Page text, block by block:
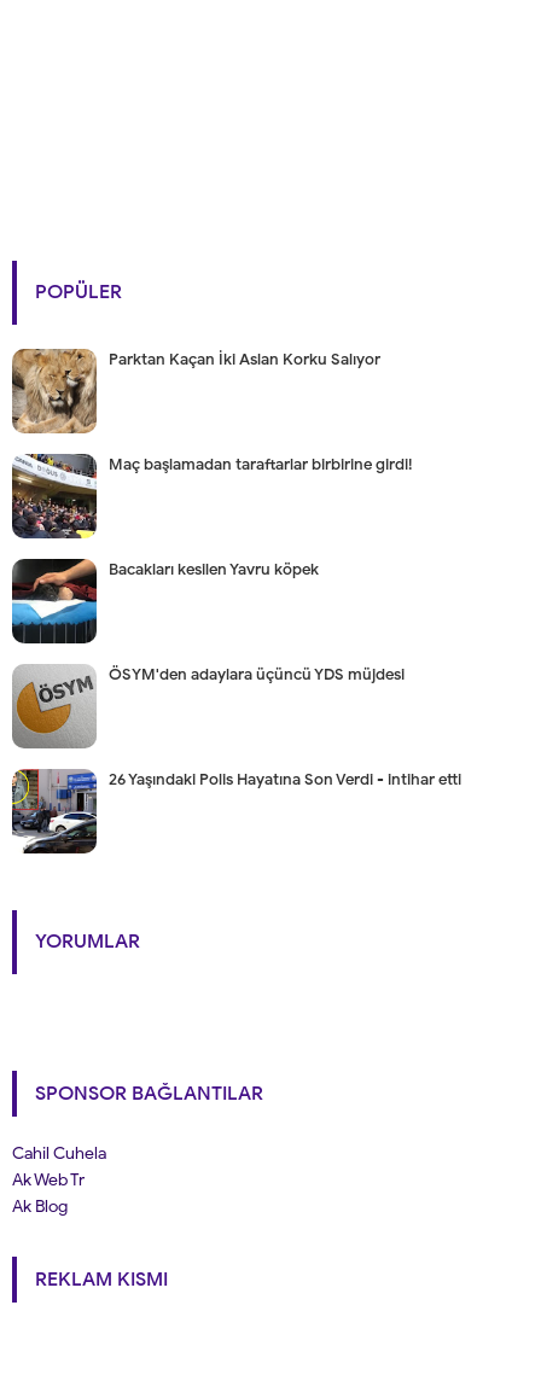
POPÜLER
Parktan Kaçan İki Aslan Korku Salıyor
Maç başlamadan taraftarlar birbirine girdi!
Bacakları kesilen Yavru köpek
ÖSYM'den adaylara üçüncü YDS müjdesi
26 Yaşındaki Polis Hayatına Son Verdi - intihar etti
YORUMLAR
SPONSOR BAĞLANTILAR
Cahil Cuhela
Ak Web Tr
Ak Blog
REKLAM KISMI